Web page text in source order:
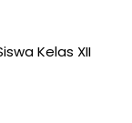
Kelas XII